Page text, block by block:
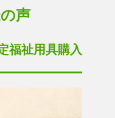
声
福祉用具購入